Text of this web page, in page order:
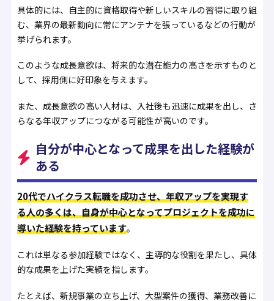
具体的には、自主的に資格取得や新しいスキルの習得に取り組
む、業界の最新動向に常にアンテナを張っているなどの行動が
挙げられます。
このような成長意欲は、将来的な潜在能力の高さを示すものと
して、採用側に好印象を与えます。
また、成長意欲の高い人材は、入社後も迅速に成果を出し、さ
らなる年収アップにつながる可能性が高いのです。
自分が中心となって成果を出した経験が
ある
20代でハイクラス転職を成功させ、年収アップを実現す
る人の多くは、自身が中心となってプロジェクトを成功に
導いた経験を持っています。
これは単なる参加経験ではなく、主導的な役割を果たし、具体
的な成果を上げた実績を指します。
たとえば、新規事業の立ち上げ、大型案件の獲得、業務改善に